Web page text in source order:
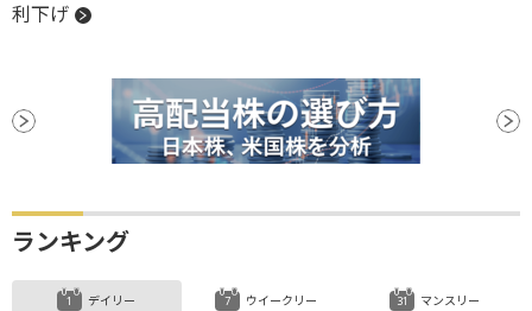
利下げ
ランキング
デイリー ウイークリー マンスリー